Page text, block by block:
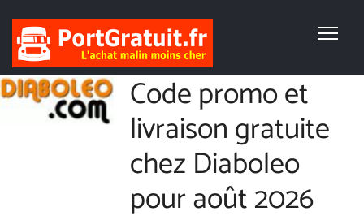
Code promo et
livraison gratuite
chez Diaboleo
pour août 2026